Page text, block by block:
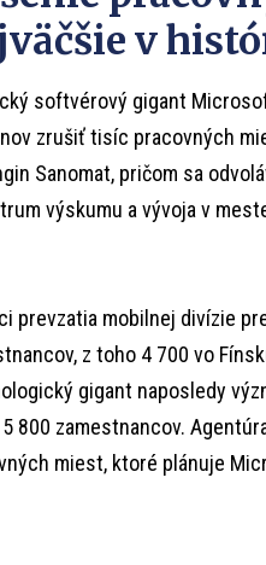
v
softvérový gigant
zrušiť tisíc pracovných
Sanomat, pričom sa
výskumu a vývoja v
prevzatia mobilnej divízie
z toho 4 700 vo
gigant naposledy
800 zamestnancov.
miest, ktoré plánuje